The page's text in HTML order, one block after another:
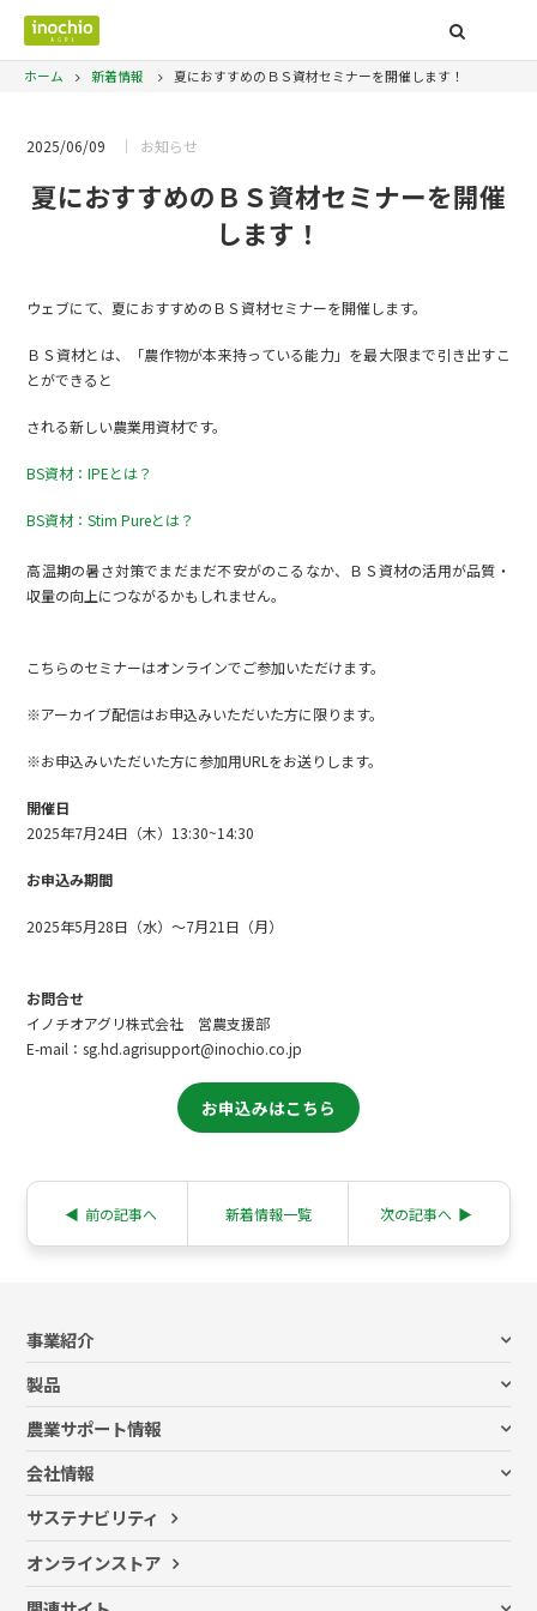
ホーム 新着情報 夏におすすめのＢＳ資材セミナーを開催します！
2025/06/09 お知らせ
夏におすすめのＢＳ資材セミナーを開催
します！
ウェブにて、夏におすすめのＢＳ資材セミナーを開催します。
ＢＳ資材とは、「農作物が本来持っている能力」を最大限まで引き出すこ
とができると
される新しい農業用資材です。
BS資材：IPEとは？
BS資材：Stim Pureとは？
高温期の暑さ対策でまだまだ不安がのこるなか、ＢＳ資材の活用が品質・
収量の向上につながるかもしれません。
こちらのセミナーはオンラインでご参加いただけます。
※アーカイブ配信はお申込みいただいた方に限ります。
※お申込みいただいた方に参加用URLをお送りします。
開催日
2025年7月24日（木）13:30~14:30
お申込み期間
2025年5月28日（水）～7月21日（月）
お問合せ
イノチオアグリ株式会社 営農支援部
E-mail：sg.hd.agrisupport@inochio.co.jp
お申込みはこちら
◀︎ 前の記事へ 新着情報一覧 次の記事へ ▶︎
事業紹介
ビニールハウス事業
ハウスリフォーム事業
スマート農業事業
営農サポート事業
農薬・肥料事業
土壌分析・病害虫診断事業
花き事業
ファーム事業
物流事業
製品
ビニールハウス
栽培システム
施設園芸資材
肥料・培土 等
苗・穂木 等
農業サポート情報
すべての記事
お客さま事例
コラム記事
新規就農・農業参入のポイント
セミナー
会社情報
代表メッセージ
イノチオの想い
会社概要
グループ企業
サステナビリティ
オンラインストア